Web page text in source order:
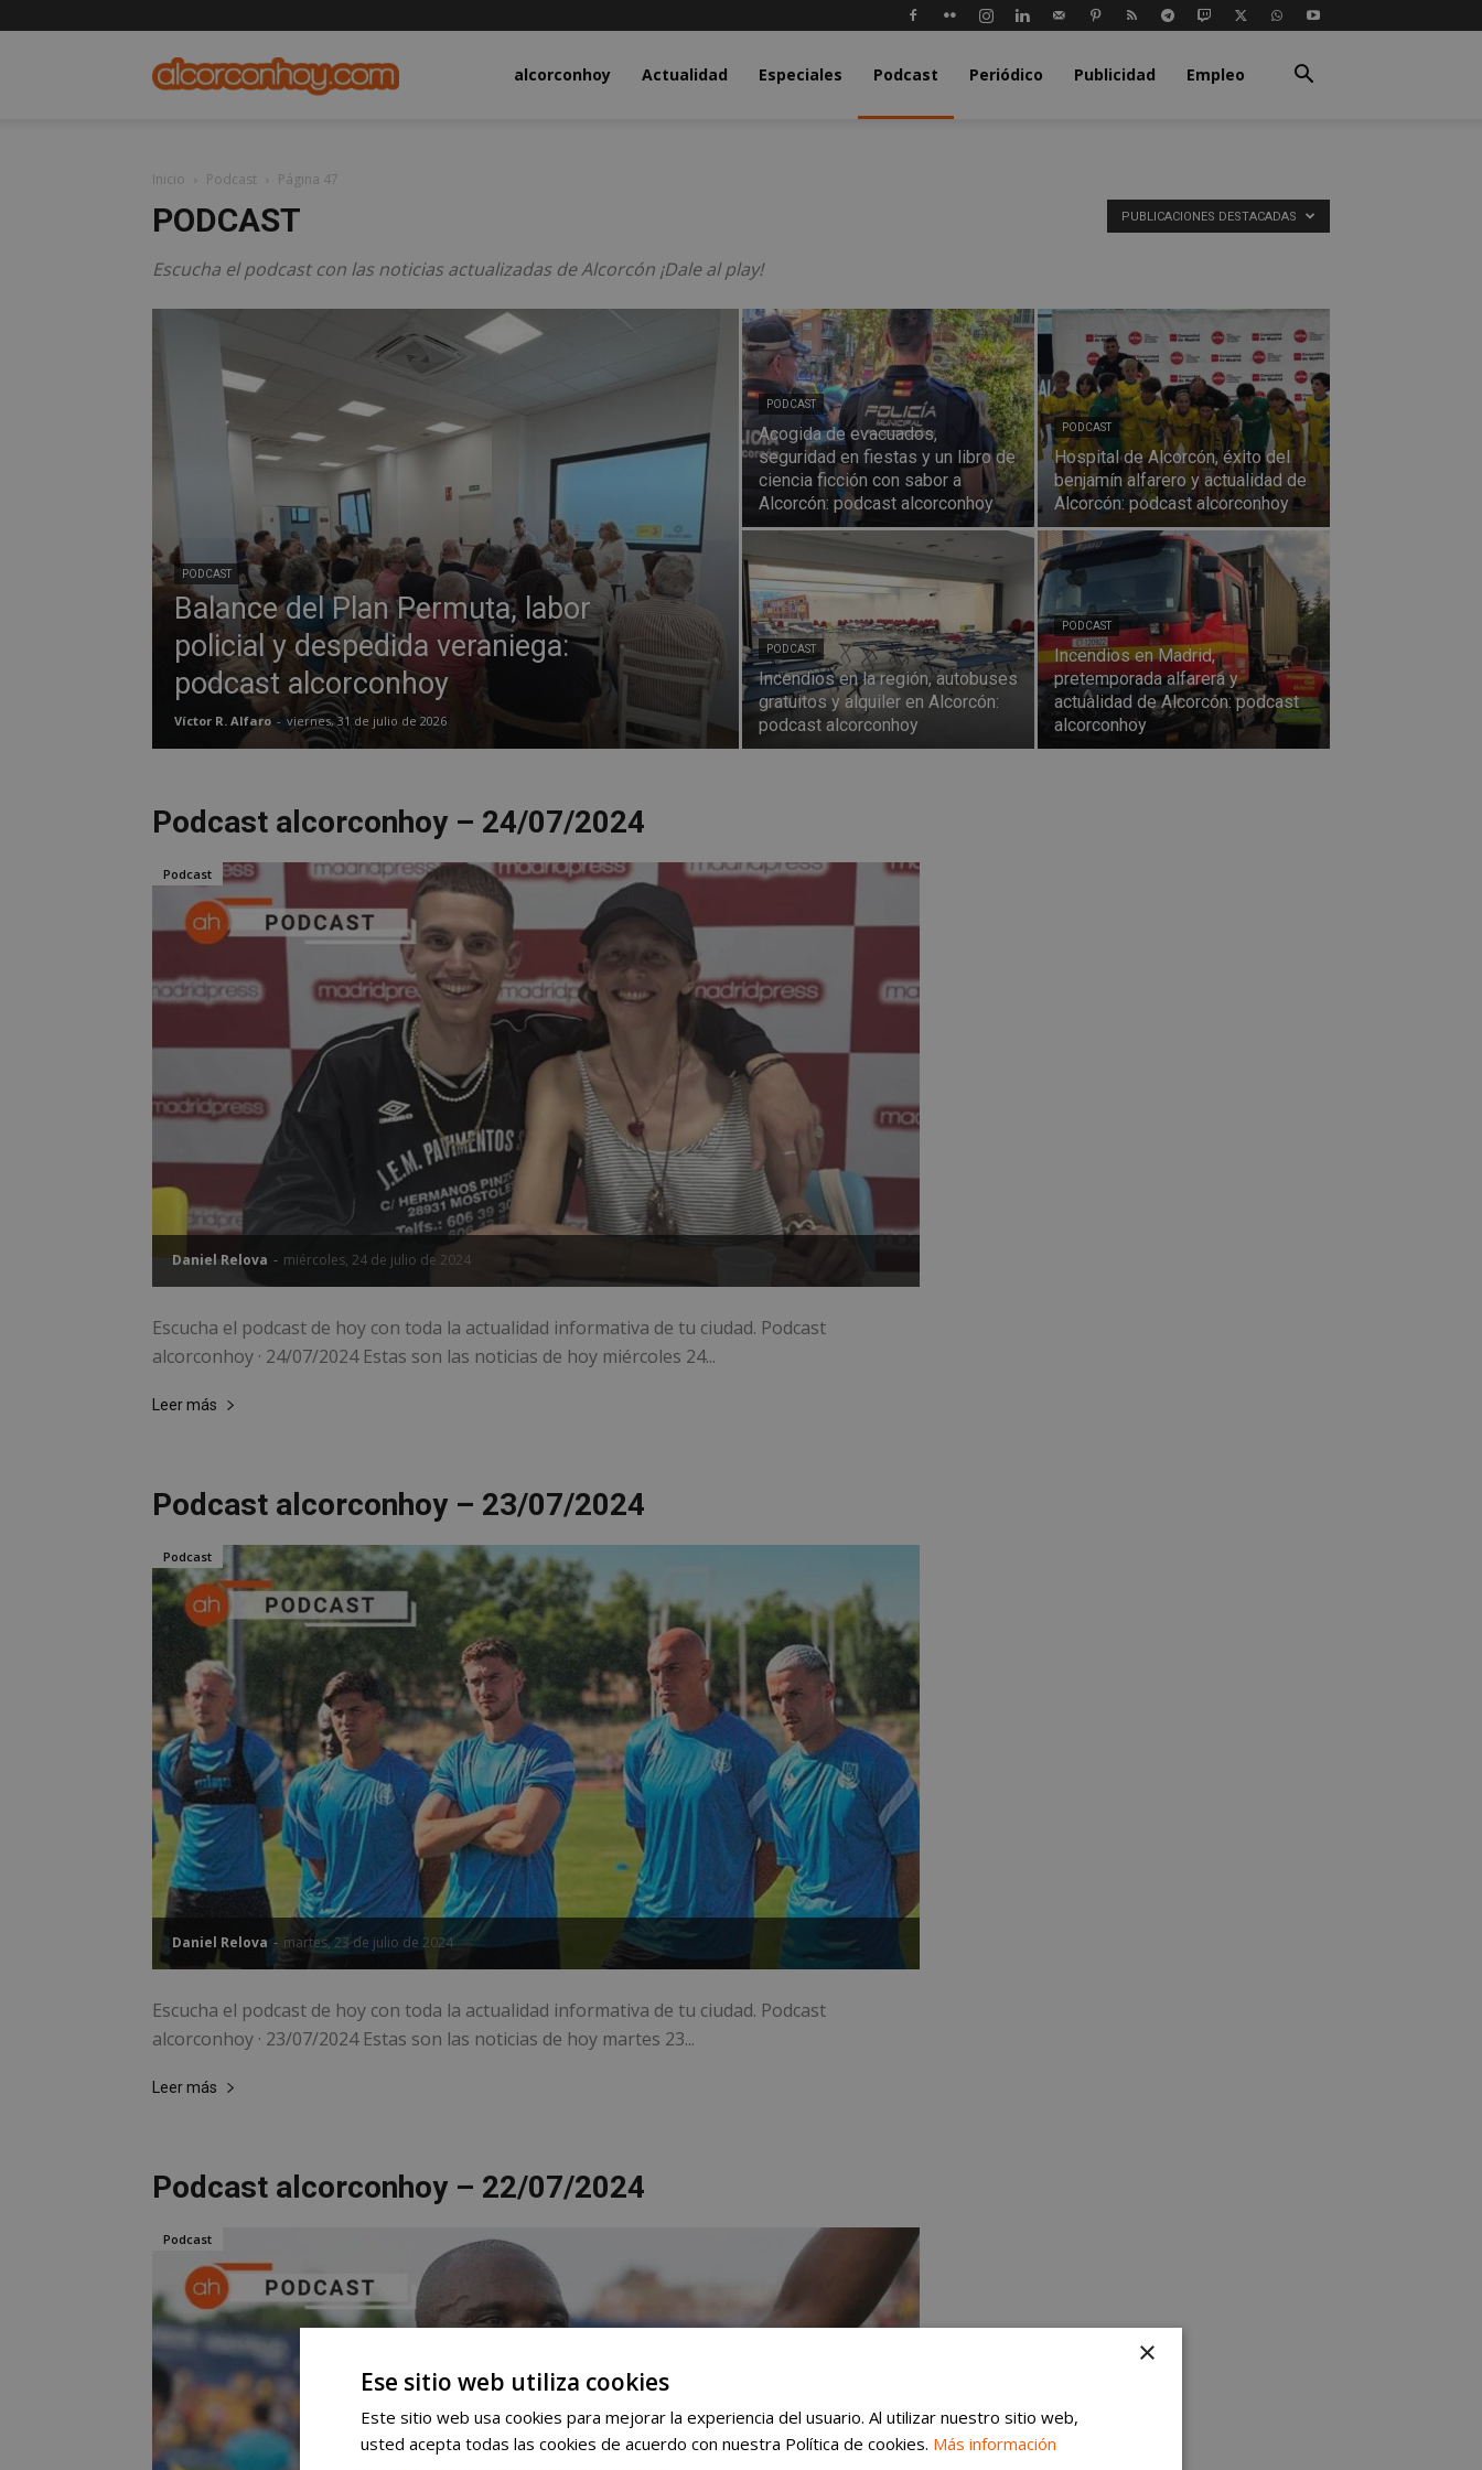
alcorconhoy.comalcorconhoy Actualidad Especiales Podcast Periódico Publicidad Empleo
Inicio Podcast Página 47
PODCAST
Escucha el podcast con las noticias actualizadas de Alcorcón ¡Dale al play!
PUBLICACIONES DESTACADAS
PODCAST
Balance del Plan Permuta, labor
policial y despedida veraniega:
podcast alcorconhoy
Víctor R. Alfaro - viernes, 31 de julio de 2026
PODCAST
Acogida de evacuados,
seguridad en fiestas y un libro de
ciencia ficción con sabor a
Alcorcón: podcast alcorconhoy
PODCAST
Hospital de Alcorcón, éxito del
benjamín alfarero y actualidad de
Alcorcón: podcast alcorconhoy
PODCAST
Incendios en la región, autobuses
gratuitos y alquiler en Alcorcón:
podcast alcorconhoy
PODCAST
Incendios en Madrid,
pretemporada alfarera y
actualidad de Alcorcón: podcast
alcorconhoy
Podcast alcorconhoy – 24/07/2024
Daniel Relova - miércoles, 24 de julio de 2024
Podcast
Escucha el podcast de hoy con toda la actualidad informativa de tu ciudad. Podcast
alcorconhoy · 24/07/2024 Estas son las noticias de hoy miércoles 24...
Leer más
Podcast alcorconhoy – 23/07/2024
Daniel Relova - martes, 23 de julio de 2024
Podcast
Escucha el podcast de hoy con toda la actualidad informativa de tu ciudad. Podcast
alcorconhoy · 23/07/2024 Estas son las noticias de hoy martes 23...
Leer más
Podcast alcorconhoy – 22/07/2024
Podcast
×
Ese sitio web utiliza cookies
Este sitio web usa cookies para mejorar la experiencia del usuario. Al utilizar nuestro sitio web,
usted acepta todas las cookies de acuerdo con nuestra Política de cookies. Más información